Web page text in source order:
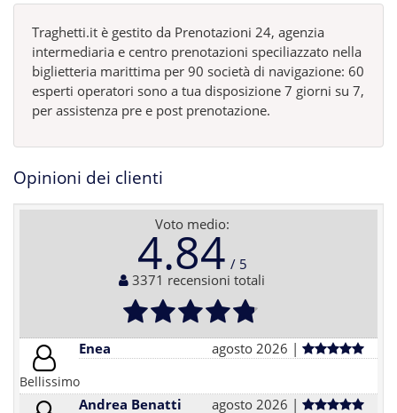
Traghetti.it è gestito da Prenotazioni 24, agenzia
intermediaria e centro prenotazioni speciliazzato nella
biglietteria marittima per 90 società di navigazione: 60
esperti operatori sono a tua disposizione 7 giorni su 7,
per assistenza pre e post prenotazione.
Opinioni dei clienti
Voto medio:
4.84
3371 recensioni totali
Enea agosto 2026 |
Bellissimo
Andrea Benatti agosto 2026 |